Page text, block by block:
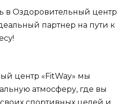
в Оздоровительный центр
партнер на пути к
центр «FitWay» мы
атмосферу, где вы